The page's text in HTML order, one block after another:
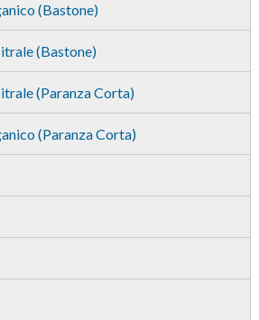
(Bastone)
(Bastone)
(Paranza Corta)
(Paranza Corta)